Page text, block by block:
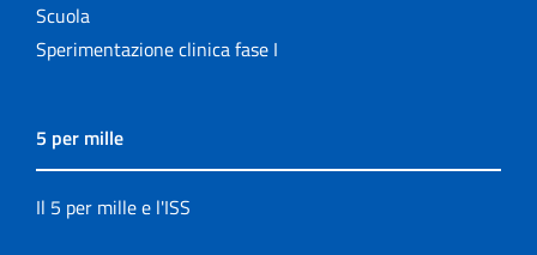
Scuola
Sperimentazione clinica fase I
5 per mille
Il 5 per mille e l'ISS